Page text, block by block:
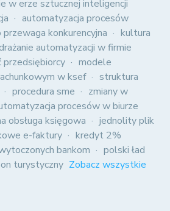
w erze sztucznej inteligencji
automatyzacja procesów
przewaga konkurencyjna
kultura
automatyzacji w firmie
modele
w ksef
struktura
procedura sme
zmiany w
procesów w biurze
obsługa księgowa
jednolity plik
e-faktury
kredyt 2%
bankom
polski ład
turystyczny Zobacz wszystkie